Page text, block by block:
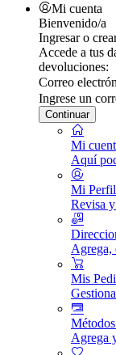
Mi cuenta
Bienvenido/a
Ingresar o
Accede a tus
devoluciones:
Correo
Ingrese un
Continuar
Mi
Aquí
Mi Perfil
Revisa
Agrega,
Mis
Agrega